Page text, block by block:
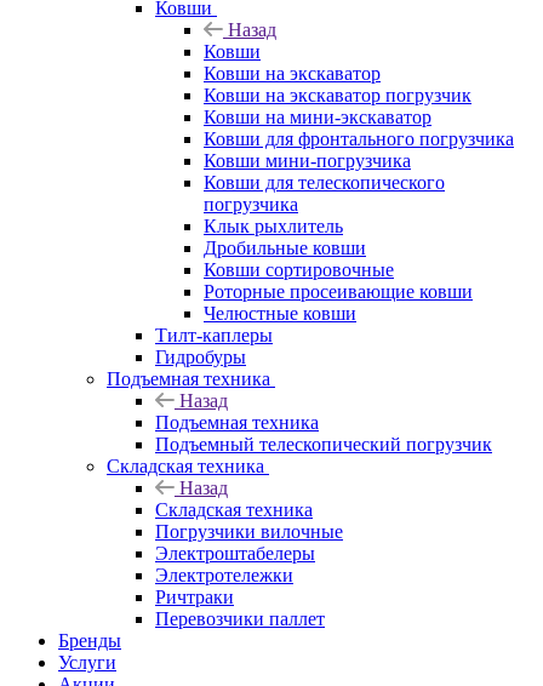
Ковши
Назад
Ковши
Ковши на экскаватор
Ковши на экскаватор погрузчик
Ковши на мини-экскаватор
Ковши для фронтального погрузчика
Ковши мини-погрузчика
Ковши для телескопического
погрузчика
Клык рыхлитель
Дробильные ковши
Ковши сортировочные
Роторные просеивающие ковши
Челюстные ковши
Тилт-каплеры
Гидробуры
Подъемная техника
Назад
Подъемная техника
Подъемный телескопический погрузчик
Складская техника
Назад
Складская техника
Погрузчики вилочные
Электроштабелеры
Электротележки
Ричтраки
Перевозчики паллет
Бренды
Услуги